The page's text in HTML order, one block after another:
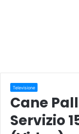
Televisione
Cane
Servizio